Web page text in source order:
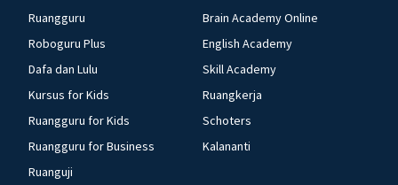
Ruangguru
Roboguru Plus
Dafa dan Lulu
Kursus for Kids
Ruangguru for Kids
Ruangguru for Business
Ruanguji
Brain Academy Online
English Academy
Skill Academy
Ruangkerja
Schoters
Kalananti